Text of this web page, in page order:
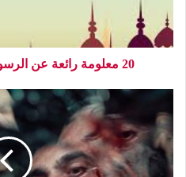
20 معلومة رائعة عن الرسول صل الله عليه وسلم